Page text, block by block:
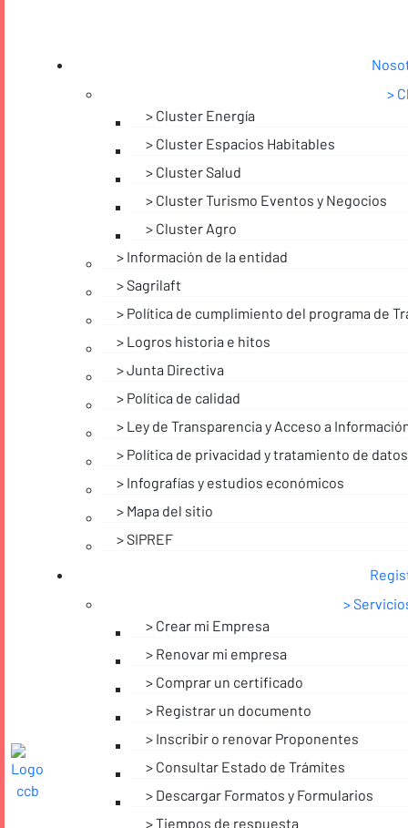
Cluster Energía
Cluster Espacios Habitables
Cluster Salud
Cluster Turismo Eventos y Negocios
Cluster Agro
Información de la entidad
Sagrilaft
Política de cumplimiento del programa de
Logros historia e hitos
Junta Directiva
Política de calidad
Ley de Transparencia y Acceso a
Política de privacidad y tratamiento de
Infografías y estudios económicos
Mapa del sitio
SIPREF
Crear mi Empresa
Renovar mi empresa
Comprar un certificado
Registrar un documento
Inscribir o renovar Proponentes
Consultar Estado de Trámites
Descargar Formatos y Formularios
Tiempos de respuesta